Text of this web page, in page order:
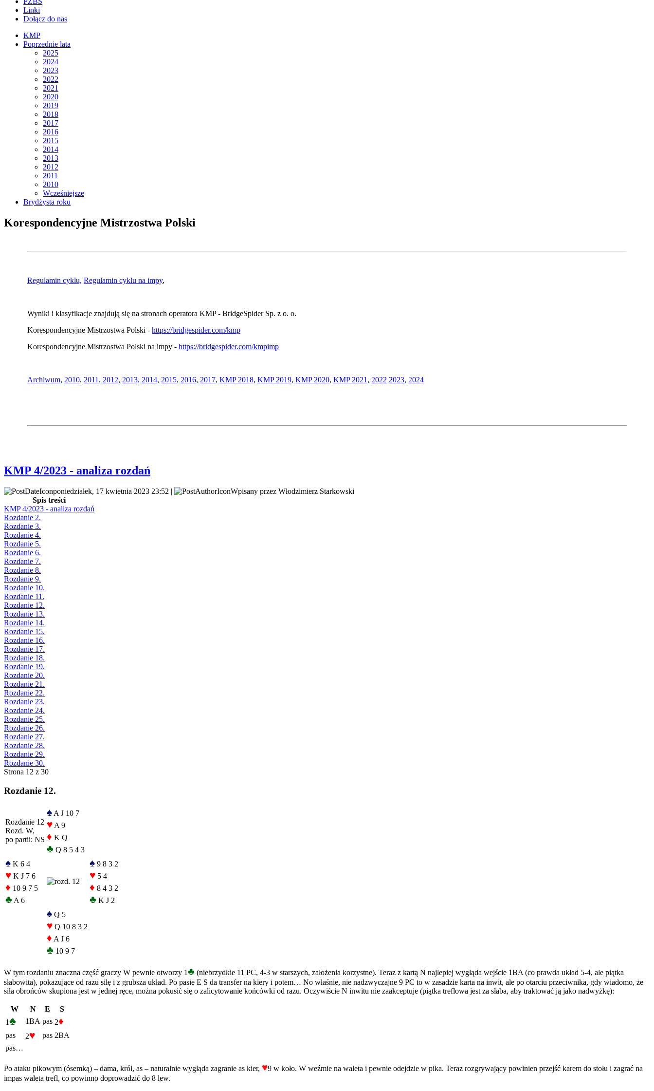
Linki
Dołącz do nas
KMP
Poprzednie lata
2025
2024
2023
2022
2021
2020
2019
2018
2017
2016
2015
2014
2013
2012
2011
2010
Wcześniejsze
Brydżysta roku
Korespondencyjne Mistrzostwa Polski
Regulamin cyklu, Regulamin cyklu na impy,
Wyniki i klasyfikacje znajdują się na stronach operatora KMP - BridgeSpider Sp. z o. o.
Korespondencyjne Mistrzostwa Polski - https://bridgespider.com/kmp
Korespondencyjne Mistrzostwa Polski na impy - https://bridgespider.com/kmpimp
Archiwum, 2010, 2011 , 2012, 2013, 2014, 2015, 2016, 2017, KMP 2018, KMP 2019, KMP 2020, KMP 2021 , 2022 2023, 2024
KMP 4/2023 - analiza rozdań
poniedziałek, 17 kwietnia 2023 23:52 |
Wpisany przez Włodzimierz Starkowski
Spis treści
KMP 4/2023 - analiza rozdań
Rozdanie 2.
Rozdanie 3.
Rozdanie 4.
Rozdanie 5.
Rozdanie 6.
Rozdanie 7.
Rozdanie 8.
Rozdanie 9.
Rozdanie 10.
Rozdanie 11.
Rozdanie 12.
Rozdanie 13.
Rozdanie 14.
Rozdanie 15.
Rozdanie 16.
Rozdanie 17.
Rozdanie 18.
Rozdanie 19.
Rozdanie 20.
Rozdanie 21.
Rozdanie 22.
Rozdanie 23.
Rozdanie 24.
Rozdanie 25.
Rozdanie 26.
Rozdanie 27.
Rozdanie 28.
Rozdanie 29.
Rozdanie 30.
Strona 12 z 30
Rozdanie 12.
Rozdanie 12
Rozd. W,
po partii: NS
♠ A J 10 7
♥ A 9
♦ K Q
♣ Q 8 5 4 3
♠ K 6 4
♥ K J 7 6
♦ 10 9 7 5
♣ A 6
♠ 9 8 3 2
♥ 5 4
♦ 8 4 3 2
♣ K J 2
♠ Q 5
♥ Q 10 8 3 2
♦ A J 6
♣ 10 9 7
W tym rozdaniu znaczna część graczy W pewnie otworzy 1♣ (niebrzydkie 11 PC, 4-3 w starszych, założenia korzystne). Teraz z kartą N najlepiej wygląda wejście 1BA (co prawda układ 5-4, ale piątka
słabowita), pokazujące od razu siłę i z grubsza układ. Po pasie E S da transfer na kiery i potem… No właśnie, nie nadzwyczajne 9 PC to w zasadzie karta na inwit, ale po otarciu przeciwnika, gdy wiadomo, że
siła obrońców skupiona jest w jednej ręce, można pokusić się o zalicytowanie końcówki od razu. Oczywiście N inwitu nie zaakceptuje (piątka treflowa jest za słaba, aby traktować ją jako nadwyżkę):
W N E
S
1♣ 1BA pas 2♦
pas 2♥ pas 2BA
pas…
Po ataku pikowym (ósemką) – dama, król, as – naturalnie wygląda zagranie as kier, ♥9 w koło. W weźmie na waleta i pewnie odejdzie w pika. Teraz rozgrywający powinien przejść karem do stołu i zagrać na
impas waleta trefl, co powinno doprowadzić do 8 lew.